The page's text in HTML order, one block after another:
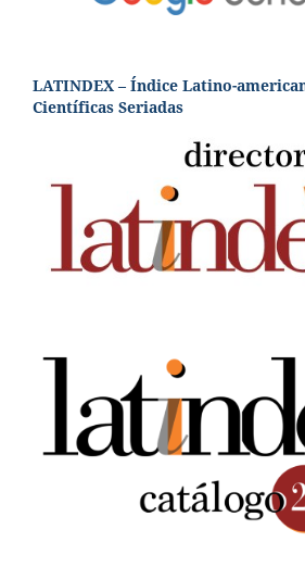
LATINDEX – Índice Latino-
Científicas Seriadas